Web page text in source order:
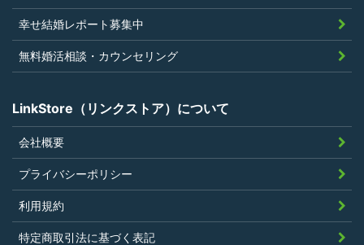
幸せ結婚レポート募集中
無料婚活相談・カウンセリング
LinkStore（リンクストア）について
会社概要
プライバシーポリシー
利用規約
特定商取引法に基づく表記